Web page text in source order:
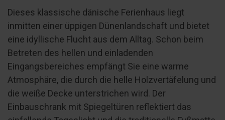
Dieses klassische dänische Ferienhaus liegt
inmitten einer üppigen Dünenlandschaft und bietet
eine idyllische Flucht aus dem Alltag. Schon beim
Betreten des hellen und einladenden
Eingangsbereiches empfängt Sie eine warme
Atmosphäre, die durch die helle Holzvertäfelung und
die weiße Decke unterstrichen wird. Der
Einbauschrank mit Spiegeltüren reflektiert das